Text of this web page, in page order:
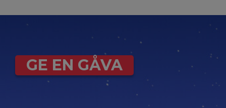
GE EN GÅVA